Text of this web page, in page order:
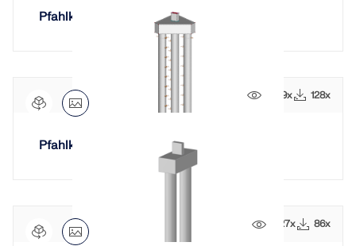
Pfahlkopf für Fundament des Aufzugs
1449x 128x
Pfahlkopf mit drei Pfählen
1227x 86x